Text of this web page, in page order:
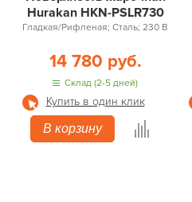
Hurakan HKN-PSLR730
Гладкая/Рифленая; Сталь; 230 В
14 780 руб.
Склад (2-5 дней)
Купить в один клик
В корзину